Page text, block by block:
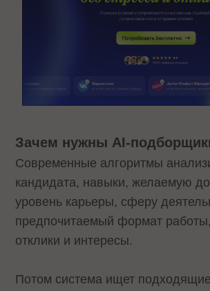
Зачем нужны AI-
Современные алгоритмы
кандидата, навыки, желаемую
уровень карьеры, сферу
предпочитаемый формат
отклики и интересы.
Потом система ищет